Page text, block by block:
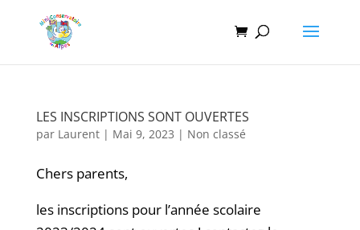
LES INSCRIPTIONS SONT OUVERTES
par Laurent| Mai 9, 2023 | Non classé
Chers parents,
les inscriptions pour l’année scolaire